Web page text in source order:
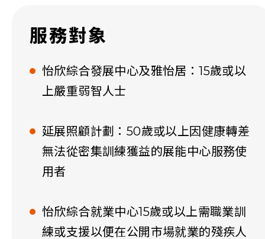
服務對象
怡欣綜合發展中心及雅怡居：15歲或以
上嚴重弱智人士
延展照顧計劃：50歲或以上因健康轉差
無法從密集訓練獲益的展能中心服務使
用者
怡欣綜合就業中心15歲或以上需職業訓
練或支援以便在公開市場就業的殘疾人